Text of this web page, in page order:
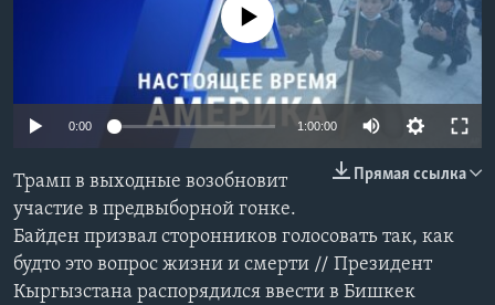
СОЦИАЛЬНЫЕ СЕТИ
Языки
No media source currently available
0:00 1:00:00
Прямая ссылка
Трамп в выходные возобновит
участие в предвыборной гонке.
Байден призвал сторонников голосовать так, как
будто это вопрос жизни и смерти // Президент
Кыргызстана распорядился ввести в Бишкек